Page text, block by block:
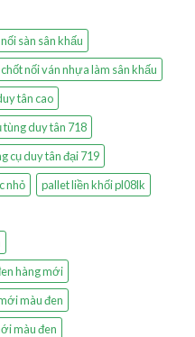
sàn sân khấu
chốt nối ván nhựa làm sân khấu
tân cao
tùng duy tân 718
cụ duy tân đại 719
nhỏ
pallet liền khối pl08lk
hàng mới
màu đen
màu đen